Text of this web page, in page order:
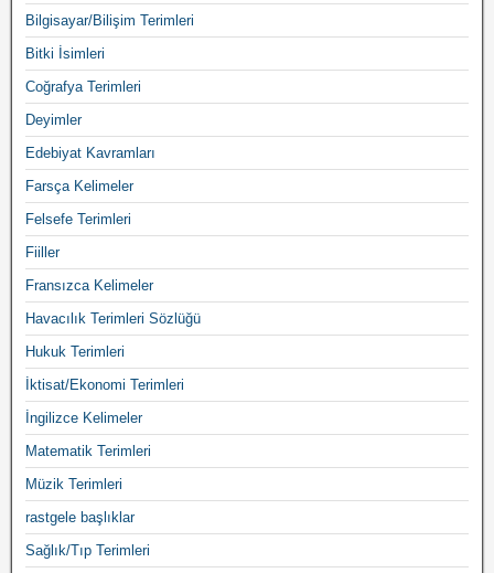
Bilgisayar/Bilişim Terimleri
Bitki İsimleri
Coğrafya Terimleri
Deyimler
Edebiyat Kavramları
Farsça Kelimeler
Felsefe Terimleri
Fiiller
Fransızca Kelimeler
Havacılık Terimleri Sözlüğü
Hukuk Terimleri
İktisat/Ekonomi Terimleri
İngilizce Kelimeler
Matematik Terimleri
Müzik Terimleri
rastgele başlıklar
Sağlık/Tıp Terimleri